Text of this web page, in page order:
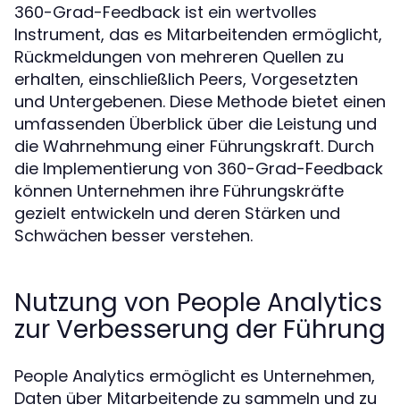
360-Grad-Feedback ist ein wertvolles
Instrument, das es Mitarbeitenden ermöglicht,
Rückmeldungen von mehreren Quellen zu
erhalten, einschließlich Peers, Vorgesetzten
und Untergebenen. Diese Methode bietet einen
umfassenden Überblick über die Leistung und
die Wahrnehmung einer Führungskraft. Durch
die Implementierung von 360-Grad-Feedback
können Unternehmen ihre Führungskräfte
gezielt entwickeln und deren Stärken und
Schwächen besser verstehen.
Nutzung von People Analytics
zur Verbesserung der Führung
People Analytics ermöglicht es Unternehmen,
Daten über Mitarbeitende zu sammeln und zu